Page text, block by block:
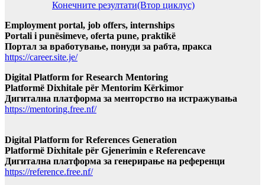
Конечните резултати(Втор циклус)
Employment portal, job offers, internships
Portali i punësimeve, oferta pune, praktikë
Портал за вработување, понуди за рабта, пракса
https://career.site.je/
Digital Platform for Research Mentoring
Platformë Dixhitale për Mentorim Kërkimor
Дигитална платформа за менторство на истражувања
https://mentoring.free.nf/
Digital Platform for References Generation
Platformë Dixhitale për Gjenerimin e Referencave
Дигитална платформа за генерирање на референци
https://reference.free.nf/